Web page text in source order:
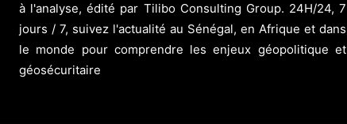
à l'analyse, édité par Tilibo Consulting Group. 24H/24, 7
jours / 7, suivez l'actualité au Sénégal, en Afrique et dans
le monde pour comprendre les enjeux géopolitique et
géosécuritaire